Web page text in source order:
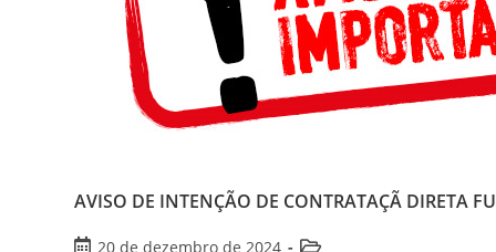
AVISO DE INTENÇÃO DE CONTRATAÇÃ DIRETA
20 de dezembro de 2024